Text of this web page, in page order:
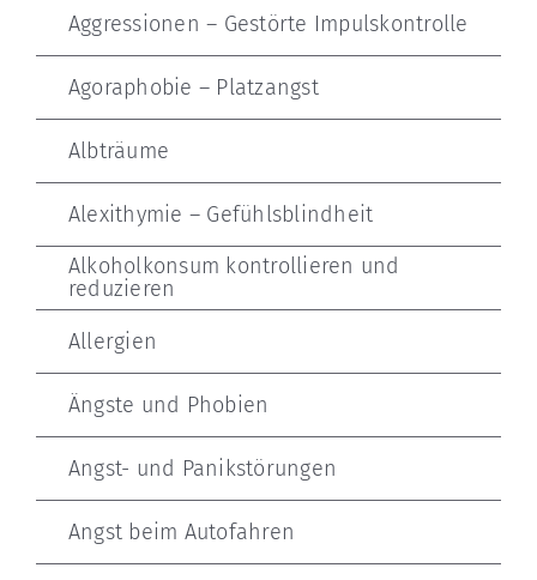
Aggressionen – Gestörte Impulskontrolle
Agoraphobie – Platzangst
Albträume
Alexithymie – Gefühlsblindheit
Alkoholkonsum kontrollieren und
reduzieren
Allergien
Ängste und Phobien
Angst- und Panikstörungen
Angst beim Autofahren